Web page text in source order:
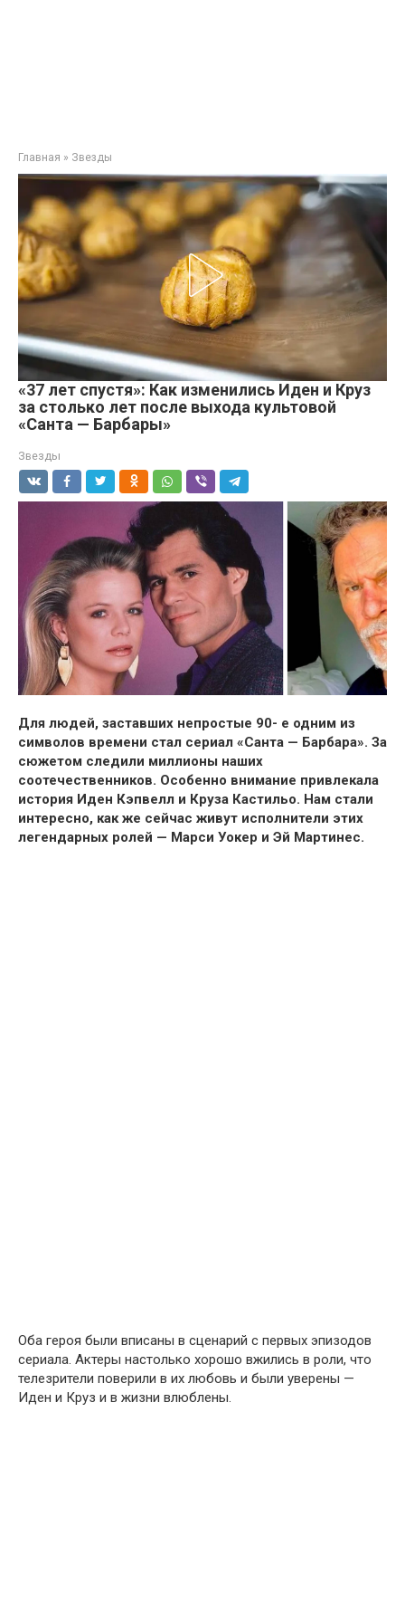
Главная » Звезды
«37 лет спустя»: Как изменились Иден и Круз
за столько лет после выхода культовой
«Санта — Барбары»
Звезды
Для людей, заставших непростые 90- е одним из
символов времени стал сериал «Санта — Барбара». За
сюжетом следили миллионы наших
соотечественников. Особенно внимание привлекала
история Иден Кэпвелл и Круза Кастильо. Нам стали
интересно, как же сейчас живут исполнители этих
легендарных ролей — Марси Уокер и Эй Мартинес.
Оба героя были вписаны в сценарий с первых эпизодов
сериала. Актеры настолько хорошо вжились в роли, что
телезрители поверили в их любовь и были уверены —
Иден и Круз и в жизни влюблены.